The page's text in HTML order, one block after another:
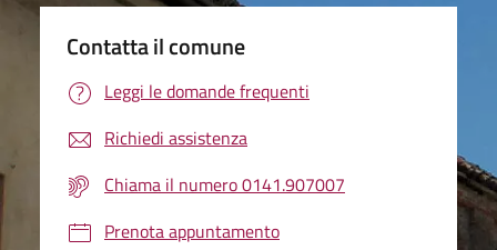
Contatta il comune
Leggi le domande frequenti
Richiedi assistenza
Chiama il numero 0141.907007
Prenota appuntamento